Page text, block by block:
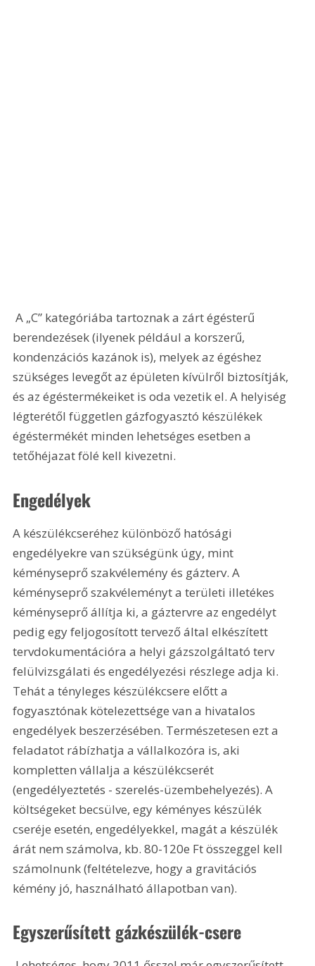
A „C” kategóriába tartoznak a zárt égésterű
berendezések (ilyenek például a korszerű,
kondenzációs kazánok is), melyek az égéshez
szükséges levegőt az épületen kívülről biztosítják,
és az égéstermékeiket is oda vezetik el. A helyiség
légterétől független gázfogyasztó készülékek
égéstermékét minden lehetséges esetben a
tetőhéjazat fölé kell kivezetni.
Engedélyek
A készülékcseréhez különböző hatósági
engedélyekre van szükségünk úgy, mint
kéményseprő szakvélemény és gázterv. A
kéményseprő szakvéleményt a területi illetékes
kéményseprő állítja ki, a gáztervre az engedélyt
pedig egy feljogosított tervező által elkészített
tervdokumentációra a helyi gázszolgáltató terv
felülvizsgálati és engedélyezési részlege adja ki.
Tehát a tényleges készülékcsere előtt a
fogyasztónak kötelezettsége van a hivatalos
engedélyek beszerzésében. Természetesen ezt a
feladatot rábízhatja a vállalkozóra is, aki
kompletten vállalja a készülékcserét
(engedélyeztetés - szerelés-üzembehelyezés). A
költségeket becsülve, egy kéményes készülék
cseréje esetén, engedélyekkel, magát a készülék
árát nem számolva, kb. 80-120e Ft összeggel kell
számolnunk (feltételezve, hogy a gravitációs
kémény jó, használható állapotban van).
Egyszerűsített gázkészülék-csere